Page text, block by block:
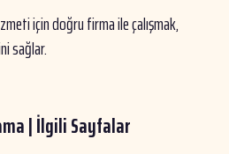
için doğru firma ile çalışmak,
sağlar.
| İlgili Sayfalar